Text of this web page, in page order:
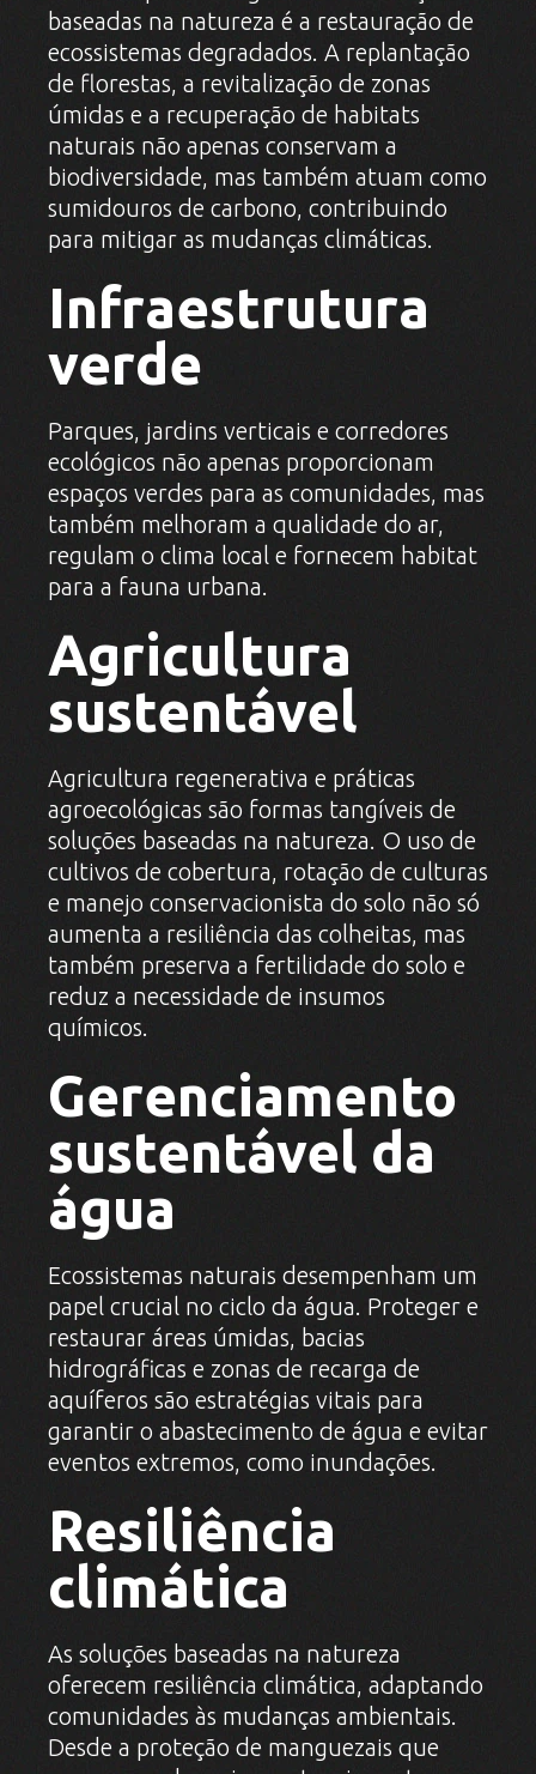
baseadas na natureza é a restauração de
ecossistemas degradados. A replantação
de florestas, a revitalização de zonas
úmidas e a recuperação de habitats
naturais não apenas conservam a
biodiversidade, mas também atuam como
sumidouros de carbono, contribuindo
para mitigar as mudanças climáticas.
Infraestrutura
verde
Parques, jardins verticais e corredores
ecológicos não apenas proporcionam
espaços verdes para as comunidades, mas
também melhoram a qualidade do ar,
regulam o clima local e fornecem habitat
para a fauna urbana.
Agricultura
sustentável
Agricultura regenerativa e práticas
agroecológicas são formas tangíveis de
soluções baseadas na natureza. O uso de
cultivos de cobertura, rotação de culturas
e manejo conservacionista do solo não só
aumenta a resiliência das colheitas, mas
também preserva a fertilidade do solo e
reduz a necessidade de insumos
químicos.
Gerenciamento
sustentável da
água
Ecossistemas naturais desempenham um
papel crucial no ciclo da água. Proteger e
restaurar áreas úmidas, bacias
hidrográficas e zonas de recarga de
aquíferos são estratégias vitais para
garantir o abastecimento de água e evitar
eventos extremos, como inundações.
Resiliência
climática
As soluções baseadas na natureza
oferecem resiliência climática, adaptando
comunidades às mudanças ambientais.
Desde a proteção de manguezais que